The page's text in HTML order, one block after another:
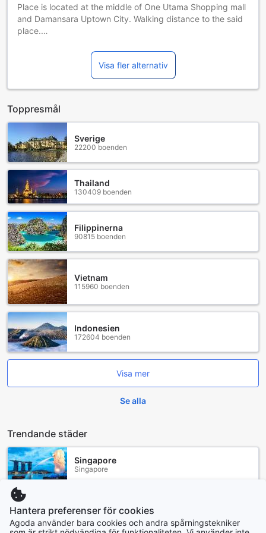
• Guests of all ages are welcome.
• Infant age until 2 year(s)
• Child age until 12 year(s)
Place is located at the middle of One Utama Shopping mall
and Damansara Uptown City. Walking distance to the said
place.
House come with single and queen size bed to cater
different needs. 4 room, 5 bathroom, 1 simple kitchen, 6 Air
Conditioner and many more facilities.
Good place for the retreat of more than 10 to 22 paxs.
Visa fler alternativ
Toppresmål
Sverige
22200 boenden
Thailand
130409 boenden
Filippinerna
90815 boenden
Vietnam
115960 boenden
Indonesien
172604 boenden
Visa mer
Se alla
Trendande städer
Singapore
Singapore
Australien
Hantera preferenser för cookies
Agoda använder bara cookies och andra spårningstekniker